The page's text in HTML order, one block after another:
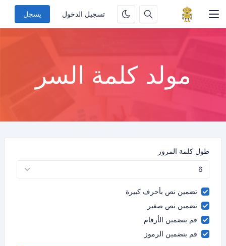
تسجيل الدخول يسجل
مولد كلمة السر
طول كلمة المرور
تضمين نص بأحرف كبيرة
تضمين نص صغير
قم بتضمين الأرقام
قم بتضمين الرموز